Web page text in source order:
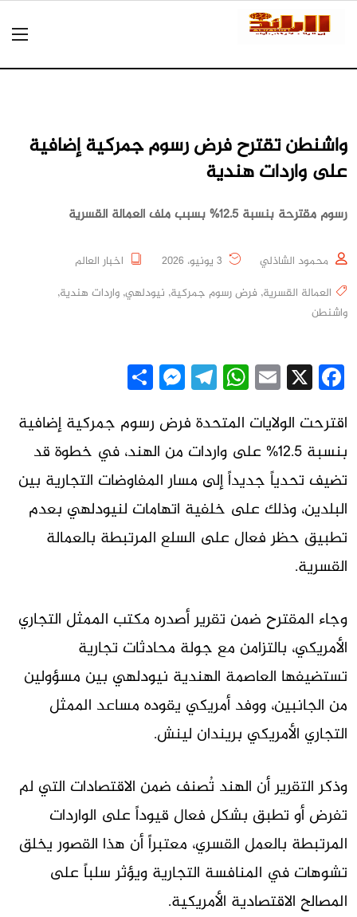
واشنطن تقترح فرض رسوم جمركية إضافية
على واردات هندية
رسوم مقترحة بنسبة 12.5% بسبب ملف العمالة القسرية
محمود الشاذلي
اخبار العالم
العمالة القسرية, فرض رسوم جمركية, نيودلهي, واردات هندية,
واشنطن
Facebook
X
Email
WhatsApp
Telegram
Messenger
اقترحت الولايات المتحدة فرض رسوم جمركية إضافية
بنسبة 12.5% على واردات من الهند، في خطوة قد
تضيف تحدياً جديداً إلى مسار المفاوضات التجارية بين
البلدين، وذلك على خلفية اتهامات لنيودلهي بعدم
تطبيق حظر فعال على السلع المرتبطة بالعمالة
القسرية.
وجاء المقترح ضمن تقرير أصدره مكتب الممثل التجاري
الأمريكي، بالتزامن مع جولة محادثات تجارية
تستضيفها العاصمة الهندية نيودلهي بين مسؤولين
من الجانبين، ووفد أمريكي يقوده مساعد الممثل
التجاري الأمريكي بريندان لينش.
وذكر التقرير أن الهند تُصنف ضمن الاقتصادات التي لم
تفرض أو تطبق بشكل فعال قيوداً على الواردات
المرتبطة بالعمل القسري، معتبراً أن هذا القصور يخلق
تشوهات في المنافسة التجارية ويؤثر سلباً على
المصالح الاقتصادية الأمريكية.